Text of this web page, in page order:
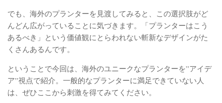
でも、海外のプランターを見渡してみると、この選択肢がど
んどん広がっていることに気づきます。「プランターはこう
あるべき」という価値観にとらわれない斬新なデザインがた
くさんあるんです。
ということで今回は、海外のユニークなプランターを”アイデ
ア”視点で紹介。一般的なプランターに満足できていない人
は、ぜひここから刺激を得てみてください。